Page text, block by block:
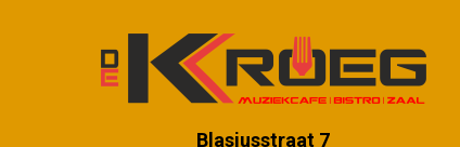
Blasiusstraat 7